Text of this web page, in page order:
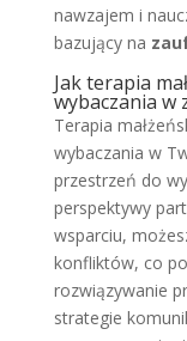
nawzajem i
bazujący na
Jak terapia
wybaczania w
Terapia
wybaczania w
przestrzeń do
perspektywy
wsparciu,
konfliktów, co
rozwiązywanie
strategie